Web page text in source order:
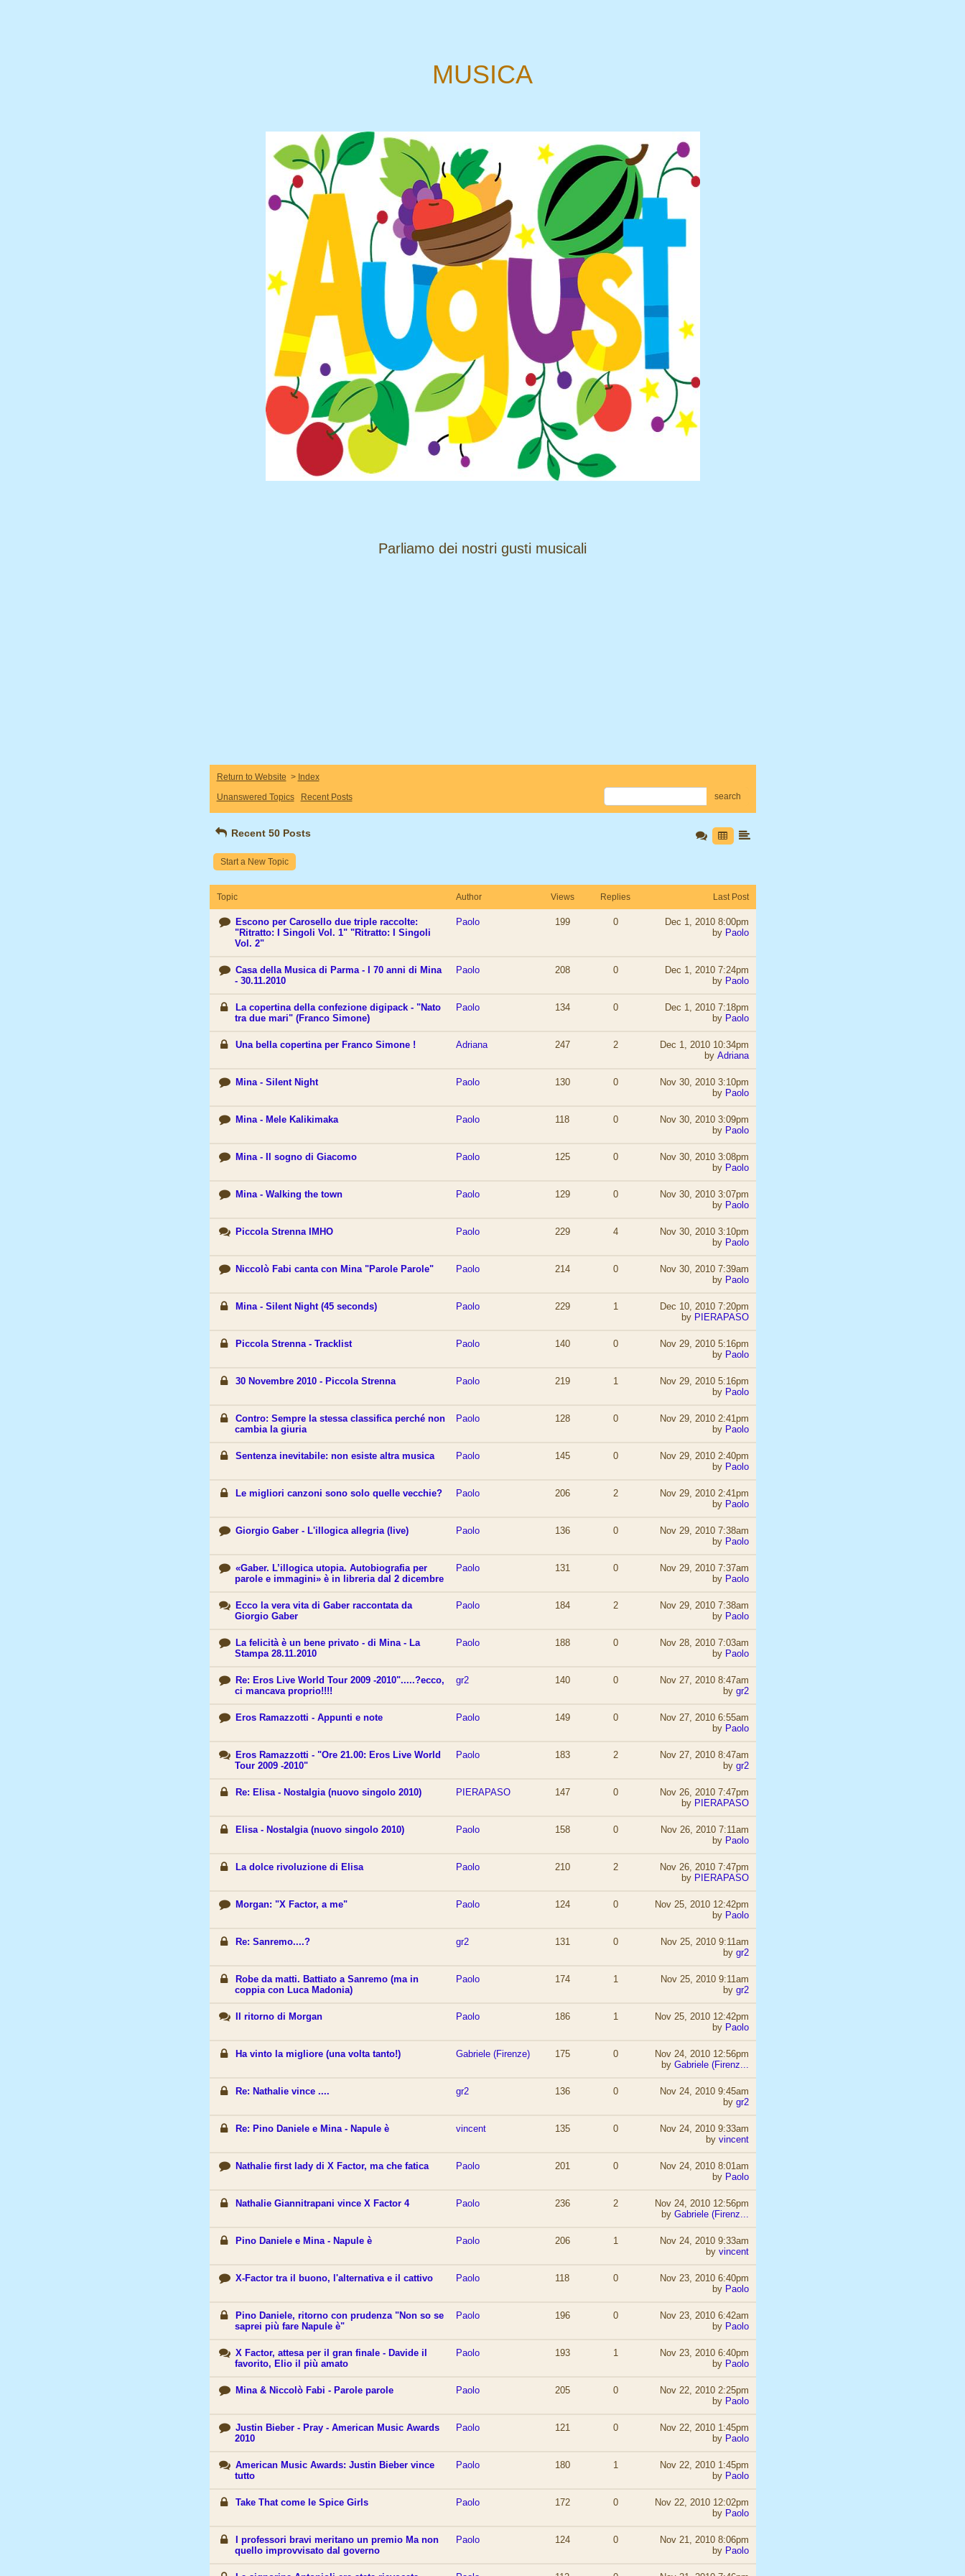
MUSICA
​​​​​​​Parliamo dei nostri gusti musicali
Return to Website > Index
Unanswered Topics
Recent Posts search
Recent 50 Posts
Start a New Topic
Topic Author Views Replies Last Post
Escono per Carosello due triple raccolte:
"Ritratto: I Singoli Vol. 1" "Ritratto: I Singoli
Vol. 2"
Paolo 199 0
Dec 1, 2010 8:00pm
by Paolo
Casa della Musica di Parma - I 70 anni di Mina
- 30.11.2010
Paolo 208 0
Dec 1, 2010 7:24pm
by Paolo
La copertina della confezione digipack - "Nato
tra due mari" (Franco Simone)
Paolo 134 0
Dec 1, 2010 7:18pm
by Paolo
Una bella copertina per Franco Simone ! Adriana 247 2
Dec 1, 2010 10:34pm
by Adriana
Mina - Silent Night Paolo 130 0
Nov 30, 2010 3:10pm
by Paolo
Mina - Mele Kalikimaka Paolo 118 0
Nov 30, 2010 3:09pm
by Paolo
Mina - Il sogno di Giacomo Paolo 125 0
Nov 30, 2010 3:08pm
by Paolo
Mina - Walking the town Paolo 129 0
Nov 30, 2010 3:07pm
by Paolo
Piccola Strenna IMHO Paolo 229 4
Nov 30, 2010 3:10pm
by Paolo
Niccolò Fabi canta con Mina "Parole Parole" Paolo 214 0
Nov 30, 2010 7:39am
by Paolo
Mina - Silent Night (45 seconds) Paolo 229 1
Dec 10, 2010 7:20pm
by PIERAPASO
Piccola Strenna - Tracklist Paolo 140 0
Nov 29, 2010 5:16pm
by Paolo
30 Novembre 2010 - Piccola Strenna Paolo 219 1
Nov 29, 2010 5:16pm
by Paolo
Contro: Sempre la stessa classifica perché non
cambia la giuria
Paolo 128 0
Nov 29, 2010 2:41pm
by Paolo
Sentenza inevitabile: non esiste altra musica Paolo 145 0
Nov 29, 2010 2:40pm
by Paolo
Le migliori canzoni sono solo quelle vecchie? Paolo 206 2
Nov 29, 2010 2:41pm
by Paolo
Giorgio Gaber - L'illogica allegria (live) Paolo 136 0
Nov 29, 2010 7:38am
by Paolo
«Gaber. L’illogica utopia. Autobiografia per
parole e immagini» è in libreria dal 2 dicembre
Paolo 131 0
Nov 29, 2010 7:37am
by Paolo
Ecco la vera vita di Gaber raccontata da
Giorgio Gaber
Paolo 184 2
Nov 29, 2010 7:38am
by Paolo
La felicità è un bene privato - di Mina - La
Stampa 28.11.2010
Paolo 188 0
Nov 28, 2010 7:03am
by Paolo
Re: Eros Live World Tour 2009 -2010".....?ecco,
ci mancava proprio!!!!
gr2 140 0
Nov 27, 2010 8:47am
by gr2
Eros Ramazzotti - Appunti e note Paolo 149 0
Nov 27, 2010 6:55am
by Paolo
Eros Ramazzotti - "Ore 21.00: Eros Live World
Tour 2009 -2010"
Paolo 183 2
Nov 27, 2010 8:47am
by gr2
Re: Elisa - Nostalgia (nuovo singolo 2010) PIERAPASO 147 0
Nov 26, 2010 7:47pm
by PIERAPASO
Elisa - Nostalgia (nuovo singolo 2010) Paolo 158 0
Nov 26, 2010 7:11am
by Paolo
La dolce rivoluzione di Elisa Paolo 210 2
Nov 26, 2010 7:47pm
by PIERAPASO
Morgan: "X Factor, a me" Paolo 124 0
Nov 25, 2010 12:42pm
by Paolo
Re: Sanremo....? gr2 131 0
Nov 25, 2010 9:11am
by gr2
Robe da matti. Battiato a Sanremo (ma in
coppia con Luca Madonia)
Paolo 174 1
Nov 25, 2010 9:11am
by gr2
Il ritorno di Morgan Paolo 186 1
Nov 25, 2010 12:42pm
by Paolo
Ha vinto la migliore (una volta tanto!) Gabriele (Firenze) 175 0
Nov 24, 2010 12:56pm
by Gabriele (Firenz...
Re: Nathalie vince .... gr2 136 0
Nov 24, 2010 9:45am
by gr2
Re: Pino Daniele e Mina - Napule è vincent 135 0
Nov 24, 2010 9:33am
by vincent
Nathalie first lady di X Factor, ma che fatica Paolo 201 0
Nov 24, 2010 8:01am
by Paolo
Nathalie Giannitrapani vince X Factor 4 Paolo 236 2
Nov 24, 2010 12:56pm
by Gabriele (Firenz...
Pino Daniele e Mina - Napule è Paolo 206 1
Nov 24, 2010 9:33am
by vincent
X-Factor tra il buono, l'alternativa e il cattivo Paolo 118 0
Nov 23, 2010 6:40pm
by Paolo
Pino Daniele, ritorno con prudenza "Non so se
saprei più fare Napule è"
Paolo 196 0
Nov 23, 2010 6:42am
by Paolo
X Factor, attesa per il gran finale - Davide il
favorito, Elio il più amato
Paolo 193 1
Nov 23, 2010 6:40pm
by Paolo
Mina & Niccolò Fabi - Parole parole Paolo 205 0
Nov 22, 2010 2:25pm
by Paolo
Justin Bieber - Pray - American Music Awards
2010
Paolo 121 0
Nov 22, 2010 1:45pm
by Paolo
American Music Awards: Justin Bieber vince
tutto
Paolo 180 1
Nov 22, 2010 1:45pm
by Paolo
Take That come le Spice Girls Paolo 172 0
Nov 22, 2010 12:02pm
by Paolo
I professori bravi meritano un premio Ma non
quello improvvisato dal governo
Paolo 124 0
Nov 21, 2010 8:06pm
by Paolo